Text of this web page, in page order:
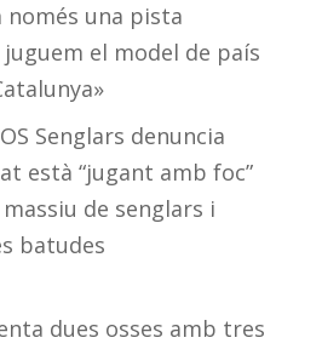
només una pista
juguem el model de país
Senglars denuncia
està “jugant amb foc”
de senglars i
batudes
dues osses amb tres